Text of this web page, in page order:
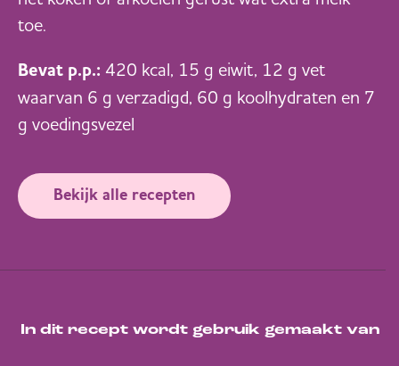
toe.
Bevat p.p.: 420 kcal, 15 g eiwit, 12 g vet
waarvan 6 g verzadigd, 60 g koolhydraten en 7
g voedingsvezel
Bekijk alle recepten
In dit recept wordt gebruik gemaakt van